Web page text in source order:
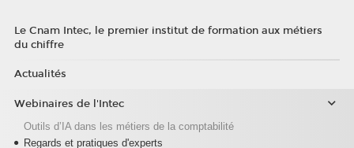
Le Cnam Intec, le premier institut de formation aux métiers
du chiffre
Actualités
Webinaires de l'Intec
Outils d’IA dans les métiers de la comptabilité
Regards et pratiques d'experts